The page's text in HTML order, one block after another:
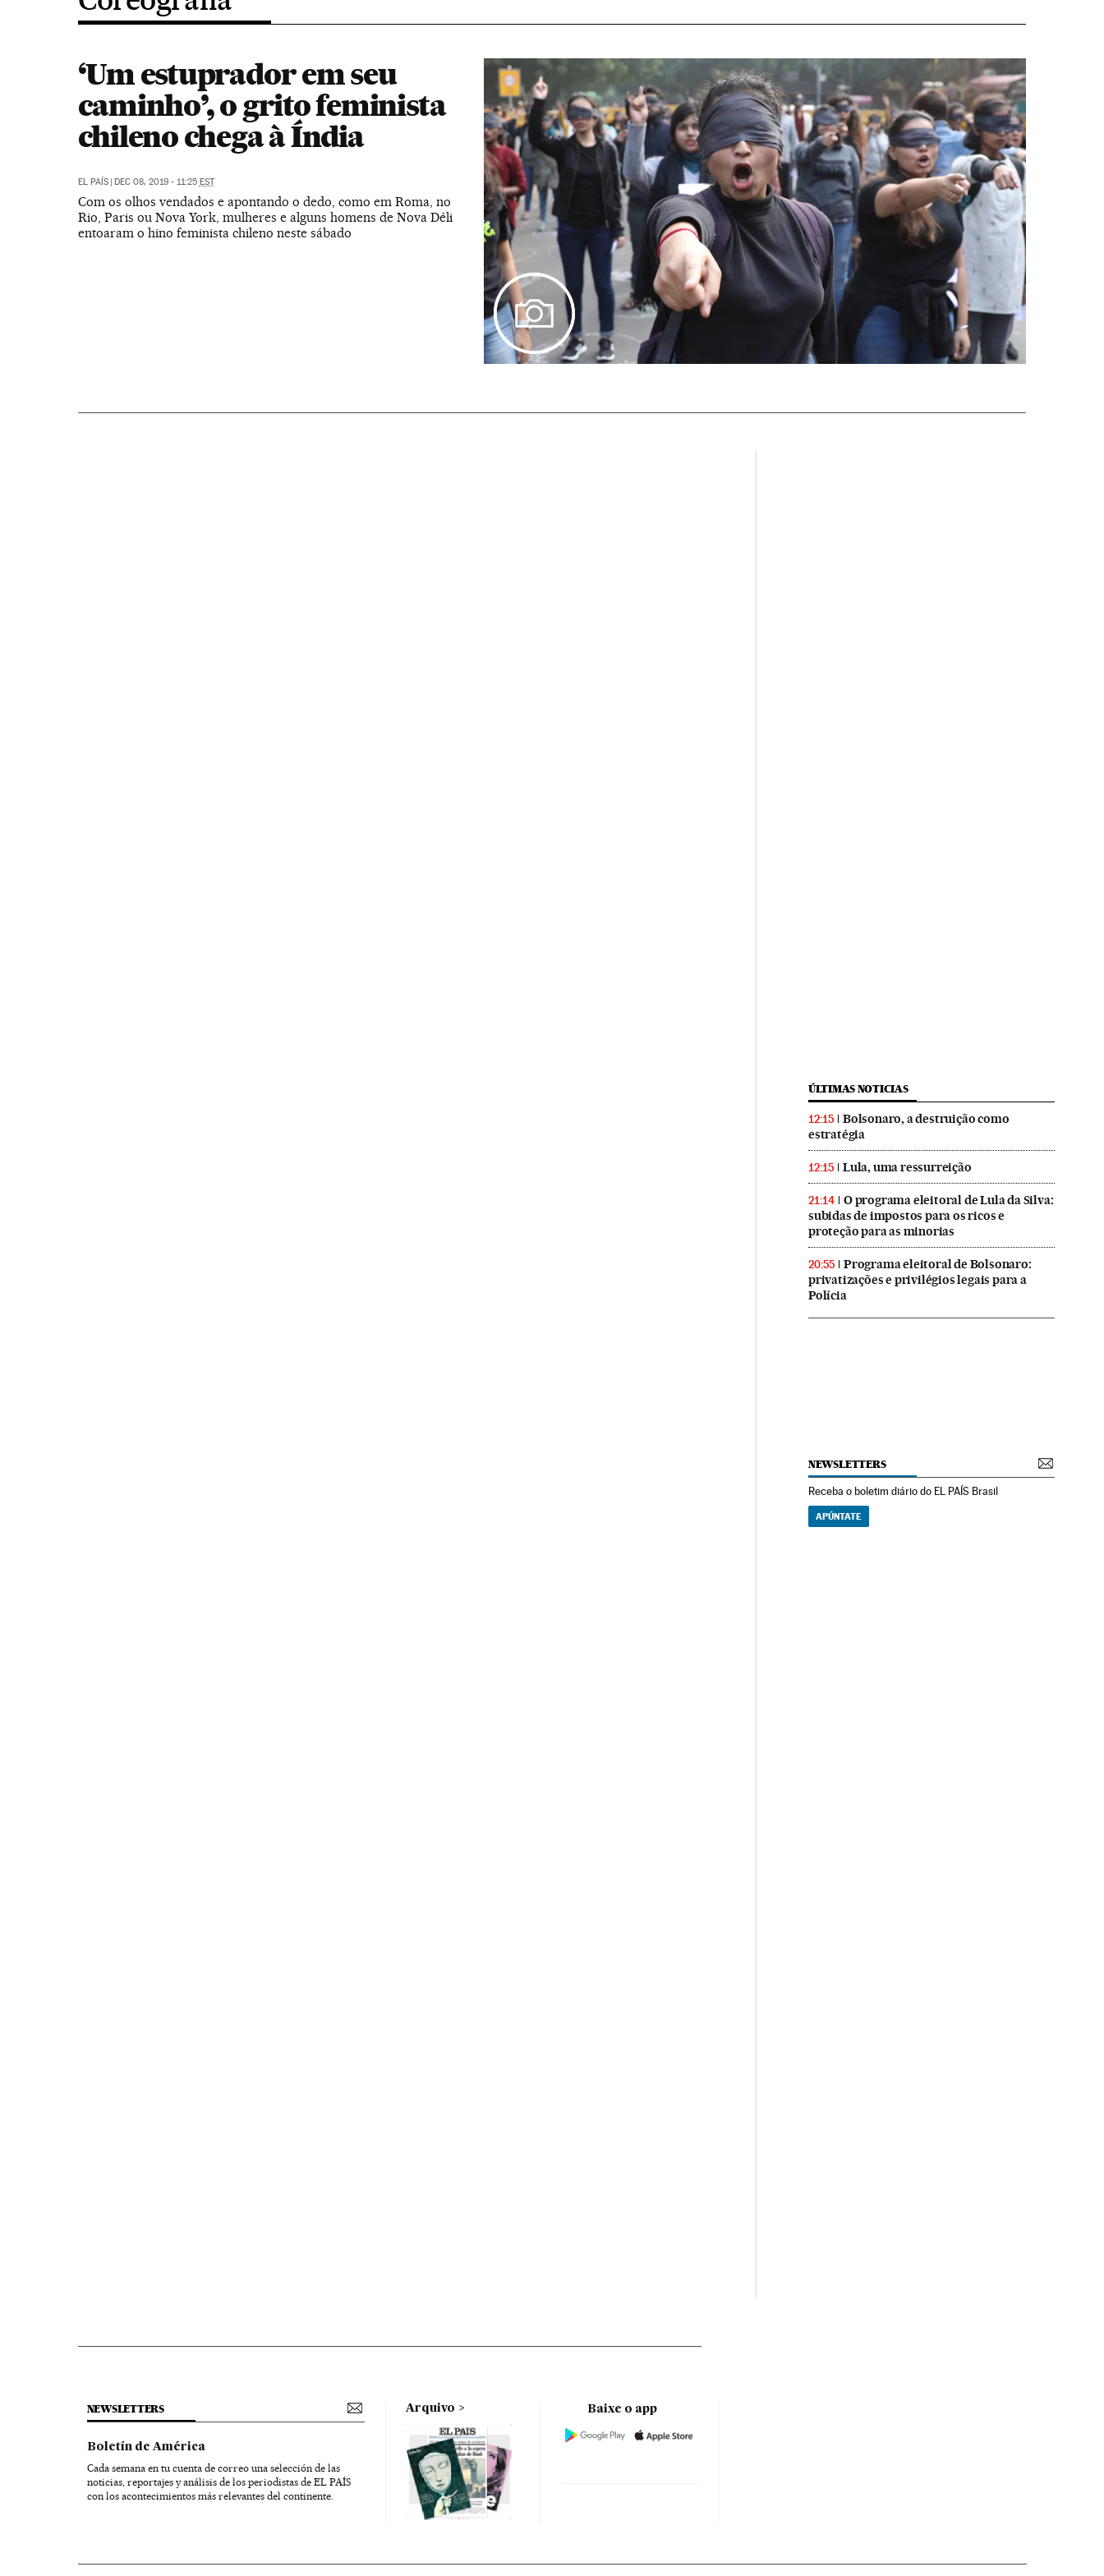
‘Um estuprador em seu
caminho’, o grito feminista
chileno chega à Índia
EL PAÍS | DEC 08, 2019 - 11:25 EST
Com os olhos vendados e apontando o dedo, como em Roma, no
Rio, Paris ou Nova York, mulheres e alguns homens de Nova Déli
entoaram o hino feminista chileno neste sábado
ÚLTIMAS NOTICIAS
12:15
Bolsonaro, a destruição como
estratégia
12:15 Lula, uma ressurreição
21:14
O programa eleitoral de Lula da Silva:
subidas de impostos para os ricos e
proteção para as minorias
20:55
Programa eleitoral de Bolsonaro:
privatizações e privilégios legais para a
Polícia
NEWSLETTERS
Receba o boletim diário do EL PAÍS Brasil
APÚNTATE
NEWSLETTERS
Boletín de América
Cada semana en tu cuenta de correo una selección de las
noticias, reportajes y análisis de los periodistas de EL PAÍS
con los acontecimientos más relevantes del continente.
Arquivo Baixe o app